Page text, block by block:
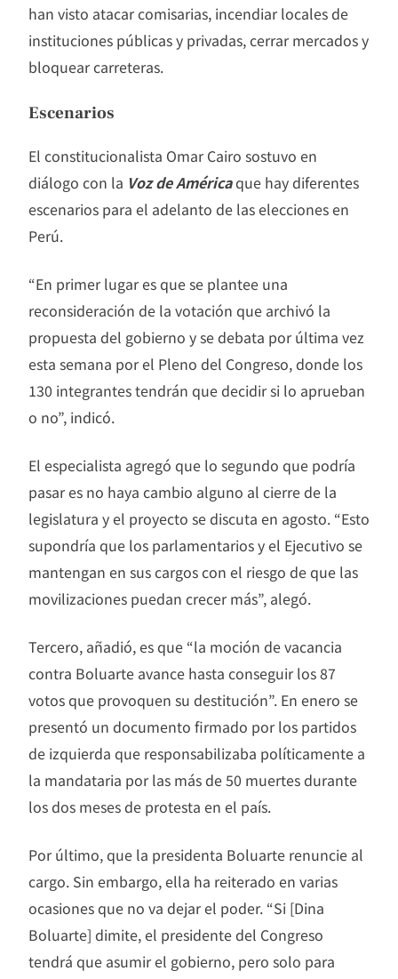
han visto atacar comisarias, incendiar locales de
instituciones públicas y privadas, cerrar mercados y
bloquear carreteras.
Escenarios
El constitucionalista Omar Cairo sostuvo en
diálogo con la Voz de Américaque hay diferentes
escenarios para el adelanto de las elecciones en
Perú.
“En primer lugar es que se plantee una
reconsideración de la votación que archivó la
propuesta del gobierno y se debata por última vez
esta semana por el Pleno del Congreso, donde los
130 integrantes tendrán que decidir si lo aprueban
o no”, indicó.
El especialista agregó que lo segundo que podría
pasar es no haya cambio alguno al cierre de la
legislatura y el proyecto se discuta en agosto. “Esto
supondría que los parlamentarios y el Ejecutivo se
mantengan en sus cargos con el riesgo de que las
movilizaciones puedan crecer más”, alegó.
Tercero, añadió, es que “la moción de vacancia
contra Boluarte avance hasta conseguir los 87
votos que provoquen su destitución”. En enero se
presentó un documento firmado por los partidos
de izquierda que responsabilizaba políticamente a
la mandataria por las más de 50 muertes durante
los dos meses de protesta en el país.
Por último, que la presidenta Boluarte renuncie al
cargo. Sin embargo, ella ha reiterado en varias
ocasiones que no va dejar el poder. “Si [Dina
Boluarte] dimite, el presidente del Congreso
tendrá que asumir el gobierno, pero solo para